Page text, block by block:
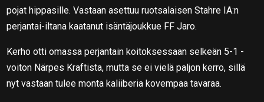
pojat hippasille. Vastaan asettuu ruotsalaisen Stahre IA:n
perjantai-iltana kaatanut isäntäjoukkue FF Jaro.
Kerho otti omassa perjantain koitoksessaan selkeän 5-1 -
voiton Närpes Kraftista, mutta se ei vielä paljon kerro, sillä
nyt vastaan tulee monta kaliiberia kovempaa tavaraa.